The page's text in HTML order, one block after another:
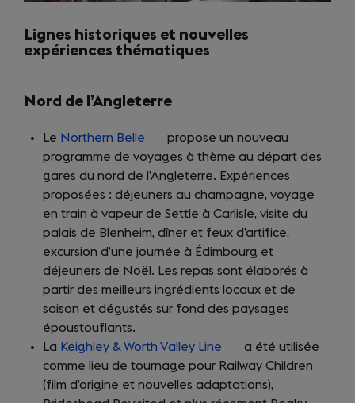
Lignes historiques et nouvelles
expériences thématiques
Nord de l’Angleterre
Le Northern Belle (opens
in
a
new
tab)
propose un nouveau
programme de voyages à thème au départ des
gares du nord de l’Angleterre. Expériences
proposées : déjeuners au champagne, voyage
en train à vapeur de Settle à Carlisle, visite du
palais de Blenheim, dîner et feux d’artifice,
excursion d’une journée à Édimbourg et
déjeuners de Noël. Les repas sont élaborés à
partir des meilleurs ingrédients locaux et de
saison et dégustés sur fond des paysages
époustouflants.
La Keighley & Worth Valley Line (opens
in
a
a été utilisée
comme lieu de tournage pour Railway Children
(film d’origine et nouvelles adaptations),